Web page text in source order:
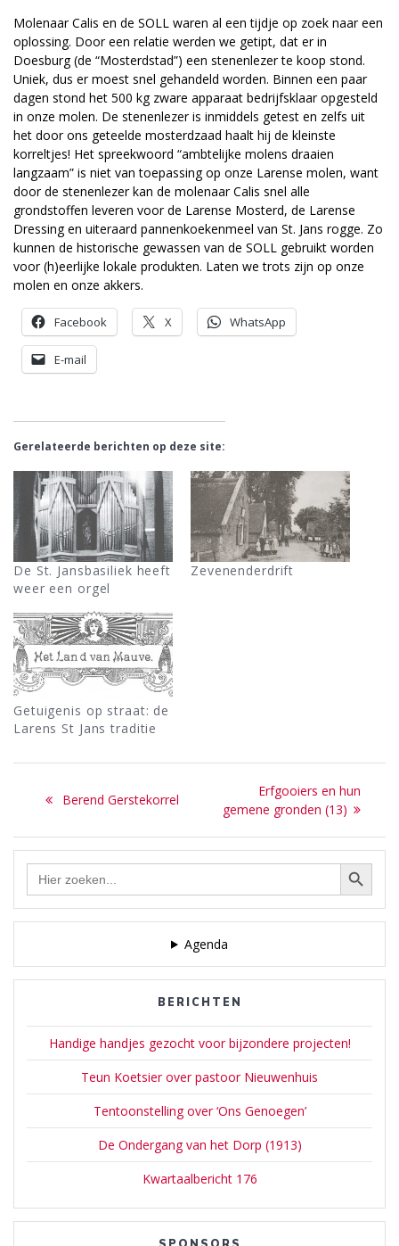
Molenaar Calis en de SOLL waren al een tijdje op zoek naar een
oplossing. Door een relatie werden we getipt, dat er in
Doesburg (de “Mosterdstad”) een stenenlezer te koop stond.
Uniek, dus er moest snel gehandeld worden. Binnen een paar
dagen stond het 500 kg zware apparaat bedrijfsklaar opgesteld
in onze molen. De stenenlezer is inmiddels getest en zelfs uit
het door ons geteelde mosterdzaad haalt hij de kleinste
korreltjes! Het spreekwoord “ambtelijke molens draaien
langzaam” is niet van toepassing op onze Larense molen, want
door de stenenlezer kan de molenaar Calis snel alle
grondstoffen leveren voor de Larense Mosterd, de Larense
Dressing en uiteraard pannenkoekenmeel van St. Jans rogge. Zo
kunnen de historische gewassen van de SOLL gebruikt worden
voor (h)eerlijke lokale produkten. Laten we trots zijn op onze
molen en onze akkers.
Facebook X WhatsApp
E-mail
Gerelateerde berichten op deze site:
De St. Jansbasiliek heeft
weer een orgel
Zevenenderdrift
Getuigenis op straat: de
Larens St Jans traditie
navigatie
Previous
Berend Gerstekorrel
Next
post:
Erfgooiers en hun
gemene gronden (13)
Zoek Zoekknop
Agenda
BERICHTEN
Handige handjes gezocht voor bijzondere projecten!
Teun Koetsier over pastoor Nieuwenhuis
Tentoonstelling over ‘Ons Genoegen’
De Ondergang van het Dorp (1913)
Kwartaalbericht 176